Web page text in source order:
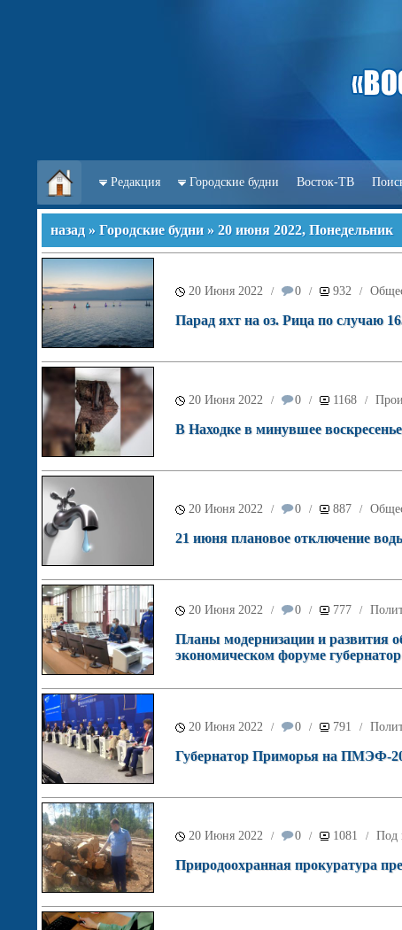
Редакция Городские будни Восток-ТВ
назад » Городские будни » 20 июня 2022, Понедельник
20 Июня 2022 / 0 / 932 /
Парад яхт на оз. Рица по случаю
20 Июня 2022 / 0 / 1168 /
В Находке в минувшее
20 Июня 2022 / 0 / 887 /
21 июня плановое отключение
20 Июня 2022 / 0 / 777 /
Планы модернизации и развития
экономическом форуме
20 Июня 2022 / 0 / 791 /
Губернатор Приморья на ПМЭФ-
20 Июня 2022 / 0 / 1081 / Под
Природоохранная прокуратура